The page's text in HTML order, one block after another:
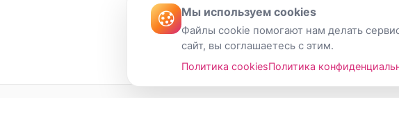
Мы используем cookies
Файлы cookie помогают нам делать
сайт, вы соглашаетесь с этим.
Политика cookiesПолитика